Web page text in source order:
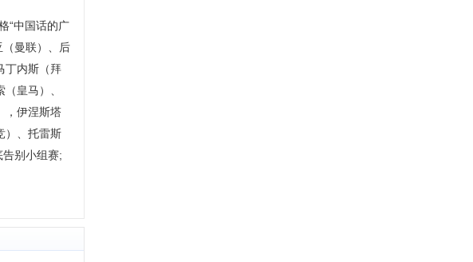
“中国话的广
曼联）、后
丁内斯（拜
皇马）、
，伊涅斯塔
）、托雷斯
告别小组赛;